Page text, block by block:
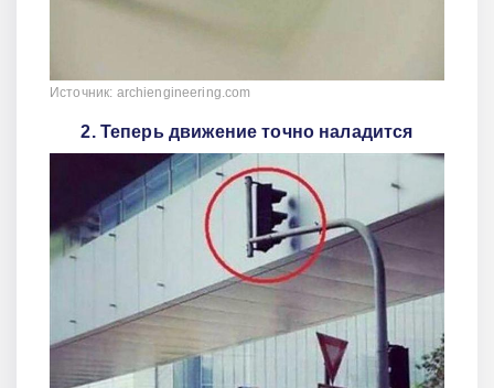
Источник: archiengineering.com
2. Теперь движение точно наладится